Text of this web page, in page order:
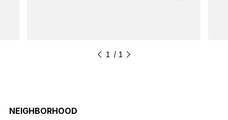
1 1
NEIGHBORHOOD